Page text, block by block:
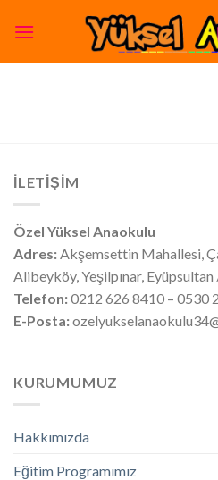
İLETIŞIM
Özel Yüksel Anaokulu
Adres: Akşemsettin Mahallesi,
Alibeyköy, Yeşilpınar,
Telefon:0212 626 8410 – 0530
E-Posta:
KURUMUMUZ
Hakkımızda
Eğitim Programımız